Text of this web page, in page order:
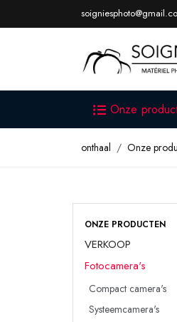
Onze
onthaal Onze
ONZE PRODUCTEN
VERKOOP
Fotocamera's
Compact camera's
Systeemcamera's